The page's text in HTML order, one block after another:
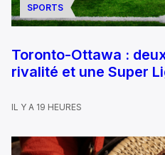
SPORTS
Toronto-Ottawa :
rivalité et une Super
IL Y A 19 HEURES